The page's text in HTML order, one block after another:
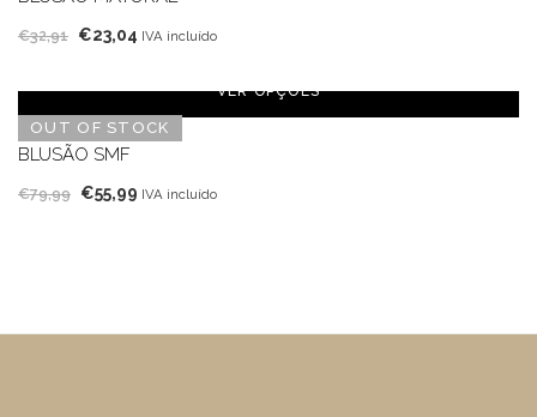
€32,91 O
original
era:
€32,91.
€23,04 O
atual
é:
€23,04.
IVA incluído
OUT OF STOCK
VER OPÇÕES
BLUSÃO SMF
€79,99 O
€55,99 O
IVA incluído